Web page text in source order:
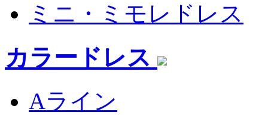
ミニ・ミモレドレス
カラードレス
Aライン